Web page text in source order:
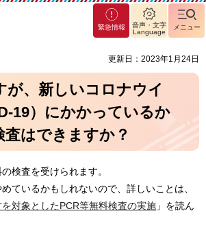
緊急情報
音声・文字
Language
メニュー
更新日：2023年1月24日
が、新しいコロナウイ
19）にかかっているか
はできますか？
検査を受けられます。
ているかもしれないので、詳しいことは、
対象としたPCR等無料検査の実施 」を読ん